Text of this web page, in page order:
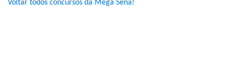
Voltar todos concursos da Mega Sena!